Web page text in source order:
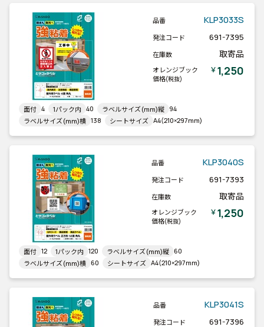
品番 KLP3033S
発注コード 691-7395
在庫数 取寄品
オレンジブック
価格(税抜)
￥1,250
面付 4 1パック内 40 ラベルサイズ(mm)縦 94
ラベルサイズ(mm)横 138 シートサイズ A4(210×297mm)
品番 KLP3040S
発注コード 691-7393
在庫数 取寄品
オレンジブック
価格(税抜)
￥1,250
面付 12 1パック内 120 ラベルサイズ(mm)縦 60
ラベルサイズ(mm)横 60 シートサイズ A4(210×297mm)
品番 KLP3041S
発注コード 691-7396